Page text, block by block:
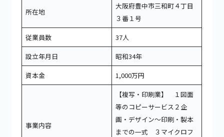
所在地
大阪府豊中市三和町４丁目
３番１号
従業員数
37人
設立年月日
昭和34年
資本金
1,000万円
事業内容
【複写・印刷業】 １図面
等のコピーサービス２企
画・デザイン～印刷・製本
までの一式 ３マイクロフ